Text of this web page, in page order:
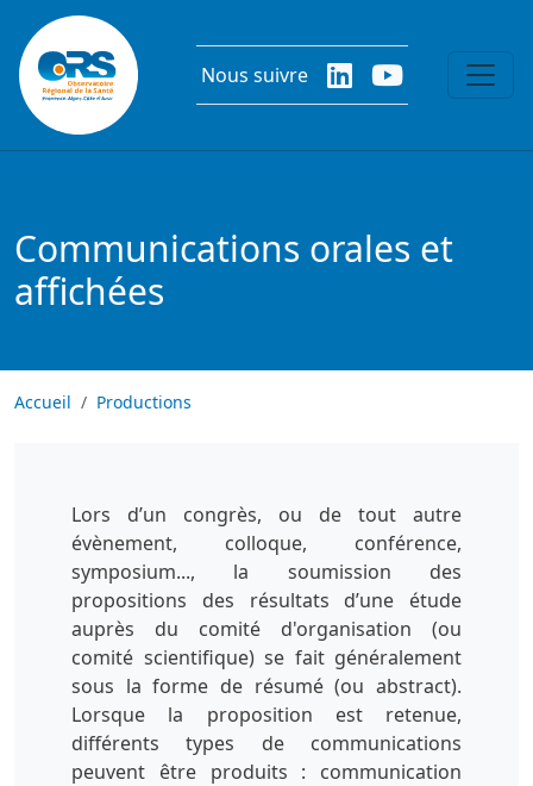
Aller au contenu principal
Nous suivre
Communications orales et
affichées
Accueil Productions
Lors d’un congrès, ou de tout autre
évènement, colloque, conférence,
symposium..., la soumission des
propositions des résultats d’une étude
auprès du comité d'organisation (ou
comité scientifique) se fait généralement
sous la forme de résumé (ou abstract).
Lorsque la proposition est retenue,
différents types de communications
peuvent être produits : communication